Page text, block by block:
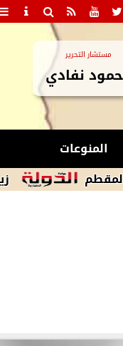
مستشار التحرير
نفادي
المنوعات
زيادة الحضور